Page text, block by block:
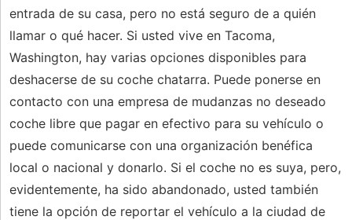
entrada de su casa, pero no está seguro de a quién
llamar o qué hacer. Si usted vive en Tacoma,
Washington, hay varias opciones disponibles para
deshacerse de su coche chatarra. Puede ponerse en
contacto con una empresa de mudanzas no deseado
coche libre que pagar en efectivo para su vehículo o
puede comunicarse con una organización benéfica
local o nacional y donarlo. Si el coche no es suya, pero,
evidentemente, ha sido abandonado, usted también
tiene la opción de reportar el vehículo a la ciudad de